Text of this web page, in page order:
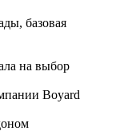
базовая
на выбор
Boyard